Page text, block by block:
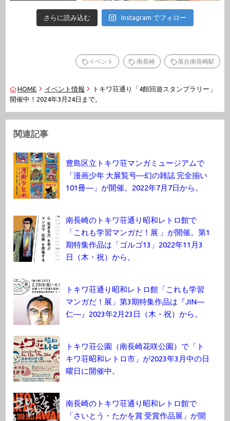
さらに読み込む Instagram でフォロー
イベント 南長崎 落合南長崎駅
HOME イベント情報
トキワ荘通り「4館回遊スタンプラリー」
開催中！2024年3月24日まで。
関連記事
豊島区立トキワ荘マンガミュージアムで
「漫画少年 大展覧号―幻の雑誌 完全揃い
101冊―」が開催。2022年7月7日から。
南長崎のトキワ荘通り昭和レトロ館で
「これも学習マンガだ！展 」が開催。第1
期特集作品は「ゴルゴ13」2022年11月3
日（木・祝）から。
トキワ荘通り昭和レトロ館「これも学習
マンガだ！展」第3期特集作品は『JIN―
仁―』2023年2月23日（木・祝）から。
トキワ荘公園（南長崎花咲公園）で「ト
キワ荘昭和レトロ市」が2023年3月中の日
曜日に開催中。
南長崎のトキワ荘通り昭和レトロ館で
「さいとう・たかを賞 受賞作品展」が開